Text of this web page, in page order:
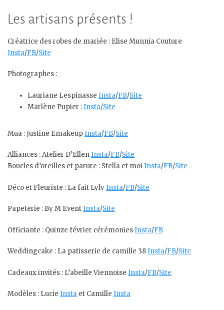
Les artisans présents !
Créatrice des robes de mariée : Elise Munnia Couture
Insta/FB/Site
Photographes :
Lauriane Lespinasse Insta/FB/Site
Marlène Pupier :Insta/Site
Mua : Justine EmakeupInsta/FB/Site
Alliances : Atelier D’EllenInsta/FB/Site
Boucles d’oreilles et parure : Stella et moiInsta/FB/Site
Déco et Fleuriste : La fait LylyInsta/FB/Site
Papeterie : By M EventInsta/Site
Officiante : Quinze février cérémoniesInsta/FB
Weddingcake : La patisserie de camille 38Insta/FB/Site
Cadeaux invités : L’abeille Viennoise Insta/FB/Site
Modèles : Lucie Insta et Camille Insta